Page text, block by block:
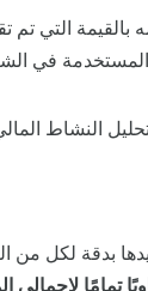
التي تم
المستخدمة في
النشاط
بدقة لكل من
تمامًا لإجمالي